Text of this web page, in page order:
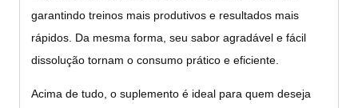
garantindo treinos mais produtivos e resultados mais
rápidos. Da mesma forma, seu sabor agradável e fácil
dissolução tornam o consumo prático e eficiente.
Acima de tudo, o suplemento é ideal para quem deseja